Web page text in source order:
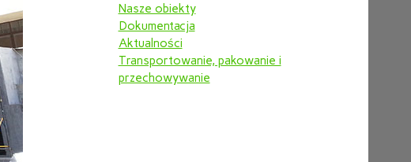
Nasze obiekty
Dokumentacja
Aktualności
Transportowanie, pakowanie i
przechowywanie